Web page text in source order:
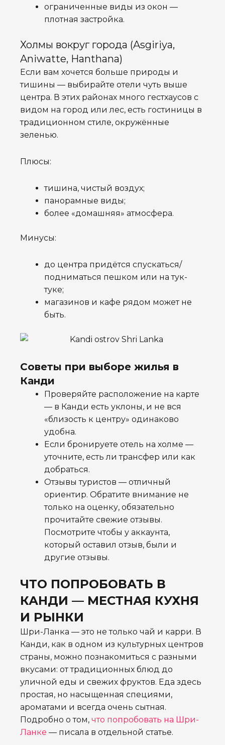
ограниченные виды из окон —
плотная застройка.
Холмы вокруг города (Asgiriya,
Aniwatte, Hanthana)
Если вам хочется больше природы и
тишины — выбирайте отели чуть выше
центра. В этих районах много гестхаусов с
видом на город или лес, есть гостиницы в
традиционном стиле, окружённые
зеленью.
Плюсы:
тишина, чистый воздух;
панорамные виды;
более «домашняя» атмосфера.
Минусы:
до центра придётся спускаться/
подниматься пешком или на тук-
туке;
магазинов и кафе рядом может не
быть.
Советы при выборе жилья в
Канди
Проверяйте расположение на карте
— в Канди есть уклоны, и не вся
«близость к центру» одинаково
удобна.
Если бронируете отель на холме —
уточните, есть ли трансфер или как
добраться.
Отзывы туристов — отличный
ориентир. Обратите внимание не
только на оценку, обязательно
прочитайте свежие отзывы.
Посмотрите чтобы у аккаунта,
который оставил отзыв, были и
другие отзывы.
ЧТО ПОПРОБОВАТЬ В
КАНДИ — МЕСТНАЯ КУХНЯ
И РЫНКИ
Шри-Ланка — это не только чай и карри. В
Канди, как в одном из культурных центров
страны, можно познакомиться с разными
вкусами: от традиционных блюд до
уличной еды и свежих фруктов. Еда здесь
простая, но насыщенная специями,
ароматами и всегда очень сытная.
Подробно о том, что попробовать на Шри-
Ланке — писала в отдельной статье.